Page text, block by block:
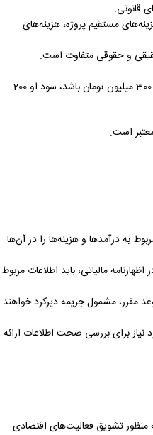
قانونی.
مستقیم پروژه، هزینه‌های
و حقوقی متفاوت است.
برای مثال، اگر یک پیمانکار دست دوم در یک سال مالی 500 میلیون تومان درآمد داشته باشد و هزینه‌های قابل قبول مالیاتی او 300 میلیون تومان باشد، سود او 200
است.
به درآمدها و هزینه‌ها را در آن‌ها
مالیاتی، باید اطلاعات مربوط
مقرر، مشمول جریمه دیرکرد خواهند
نیاز برای بررسی صحت اطلاعات ارائه
منظور تشویق فعالیت‌های اقتصادی